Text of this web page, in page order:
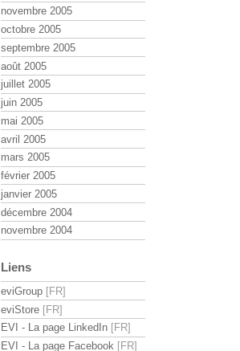
novembre 2005
octobre 2005
septembre 2005
août 2005
juillet 2005
juin 2005
mai 2005
avril 2005
mars 2005
février 2005
janvier 2005
décembre 2004
novembre 2004
Liens
eviGroup
eviStore
EVI - La page LinkedIn
EVI - La page Facebook